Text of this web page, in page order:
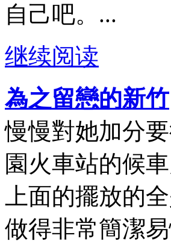
自己吧。...
继续阅读
為之留戀的新竹
慢慢對她加分
園火車站的候
上面的擺放的
做得非常簡潔